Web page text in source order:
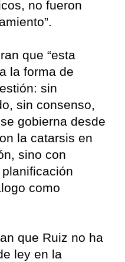
no fueron
que “esta
la forma de
sin
sin consenso,
gobierna desde
la catarsis en
sino con
como
que Ruiz no ha
ley en la